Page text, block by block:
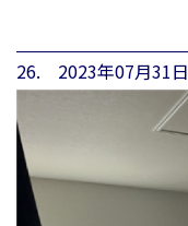
26. 2023年07月31日